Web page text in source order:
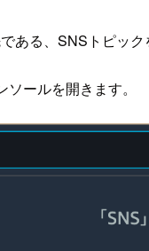
ある、SNSトピック
ールを開きます。